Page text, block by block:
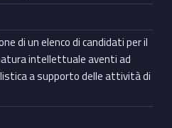
di un elenco di candidati per il
intellettuale aventi ad
a supporto delle attività di